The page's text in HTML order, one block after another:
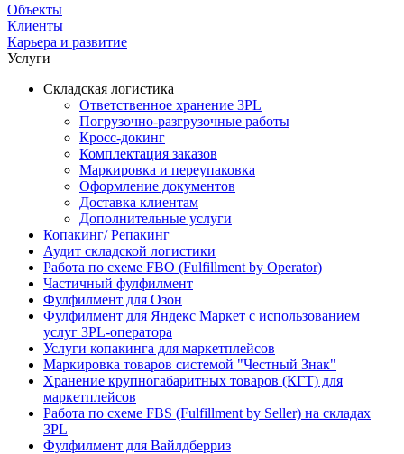
Объекты
Клиенты
Карьера и развитие
Услуги
Складская логистика
Ответственное хранение 3PL
Погрузочно-разгрузочные работы
Кросс-докинг
Комплектация заказов
Маркировка и переупаковка
Оформление документов
Доставка клиентам
Дополнительные услуги
Копакинг/ Репакинг
Аудит складской логистики
Работа по схеме FBO (Fulfillment by Operator)
Частичный фулфилмент
Фулфилмент для Озон
Фулфилмент для Яндекс Маркет с использованием
услуг 3PL-оператора
Услуги копакинга для маркетплейсов
Маркировка товаров системой "Честный Знак"
Хранение крупногабаритных товаров (КГТ) для
маркетплейсов
Работа по схеме FBS (Fulfillment by Seller) на складах
3PL
Фулфилмент для Вайлдберриз